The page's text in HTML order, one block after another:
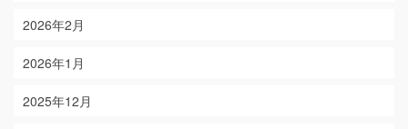
2026年2月
2026年1月
2025年12月